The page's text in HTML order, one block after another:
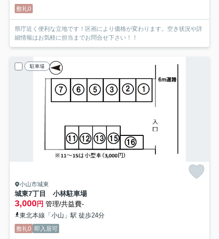
敷礼0
県庁近く便利な立地です！区画により価格が変わります。空き状況や詳
細情報はお気軽に担当までお問合せ下さい！！
駐車場
小山市城東
城東7丁目 小林駐車場
3,000円 管理/共益費-
東北本線「小山」駅 徒歩24分
敷礼0 即入居可